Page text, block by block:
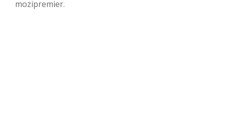
mozipremier.